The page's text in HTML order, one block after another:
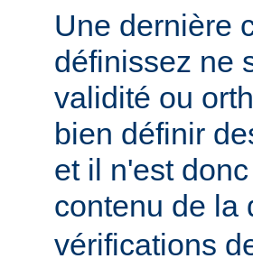
Une dernière
définissez ne
validité ou
bien définir
et il n'est
contenu de la
vérifications